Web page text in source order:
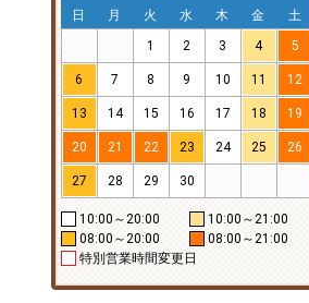
日
月 火 水 木 金
土
1
2 3 4 5
6 7 8 9 10 11 12
13 14 15 16 17 18 19
20 21 22 23 24 25 26
27 28 29 30
10:00～20:00
10:00～21:00
08:00～20:00
08:00～21:00
特別営業時間変更日